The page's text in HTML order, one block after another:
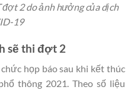
2 do ảnh hưởng của dịch
19
sẽ thi đợt 2
họp báo sau khi kết thúc
thông 2021. Theo số liệu